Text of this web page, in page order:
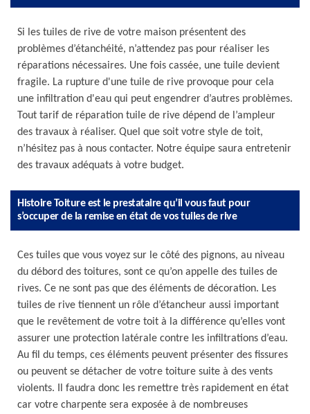
Si les tuiles de rive de votre maison présentent des
problèmes d’étanchéité, n’attendez pas pour réaliser les
réparations nécessaires. Une fois cassée, une tuile devient
fragile. La rupture d'une tuile de rive provoque pour cela
une infiltration d'eau qui peut engendrer d’autres problèmes.
Tout tarif de réparation tuile de rive dépend de l’ampleur
des travaux à réaliser. Quel que soit votre style de toit,
n’hésitez pas à nous contacter. Notre équipe saura entretenir
des travaux adéquats à votre budget.
Histoire Toiture est le prestataire qu’il vous faut pour
s’occuper de la remise en état de vos tuiles de rive
Ces tuiles que vous voyez sur le côté des pignons, au niveau
du débord des toitures, sont ce qu’on appelle des tuiles de
rives. Ce ne sont pas que des éléments de décoration. Les
tuiles de rive tiennent un rôle d’étancheur aussi important
que le revêtement de votre toit à la différence qu’elles vont
assurer une protection latérale contre les infiltrations d’eau.
Au fil du temps, ces éléments peuvent présenter des fissures
ou peuvent se détacher de votre toiture suite à des vents
violents. Il faudra donc les remettre très rapidement en état
car votre charpente sera exposée à de nombreuses